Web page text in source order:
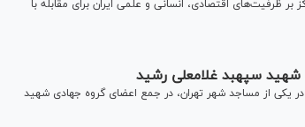
ظرفیت‌های اقتصادی، انسانی و علمی ایران برای مقابله با
سپهبد غلامعلی رشید
یکی از مساجد شهر تهران، در جمع اعضای گروه جهادی شهید